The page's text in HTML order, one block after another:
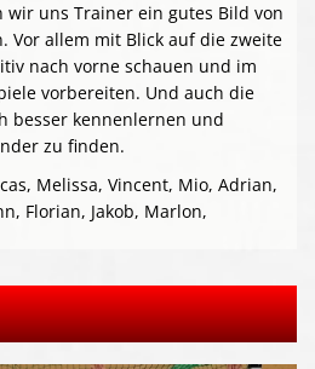
wir uns Trainer ein gutes Bild von
Vor allem mit Blick auf die zweite
nach vorne schauen und im
vorbereiten. Und auch die
besser kennenlernen und
zu finden.
Melissa, Vincent, Mio, Adrian,
Florian, Jakob, Marlon,